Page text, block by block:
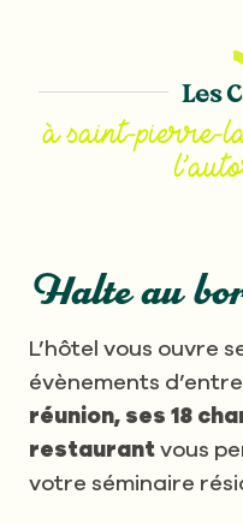
Les
à saint-pierre-
Halte au
L’hôtel vous ouvre
évènements
réunion, ses 18
restaurant vous
votre séminaire